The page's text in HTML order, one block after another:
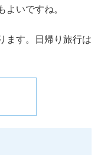
いですね。
ます。日帰り旅行は